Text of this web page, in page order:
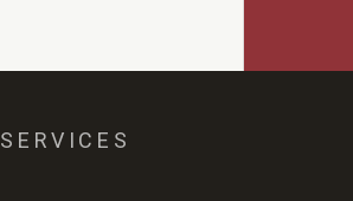
SERVICES